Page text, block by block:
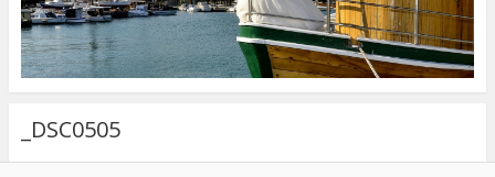
_DSC0505